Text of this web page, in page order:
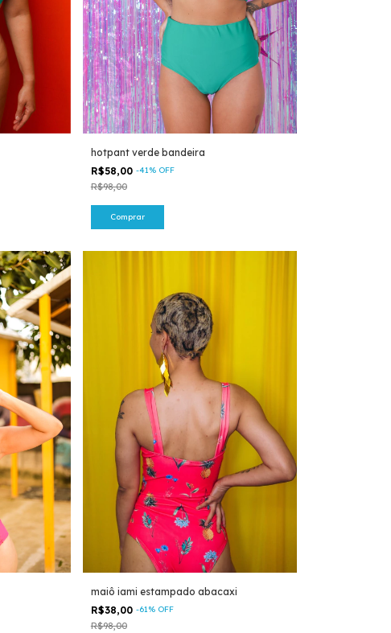
hotpant verde bandeira
R$58,00 -41% OFF
R$98,00
Comprar
maiô iami estampado abacaxi
R$38,00 -61 % OFF
R$98,00